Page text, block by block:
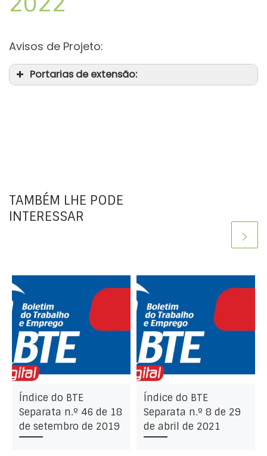
Avisos de Projeto:
Portarias de extensão:
TAMBÉM LHE PODE
INTERESSAR
Índice do BTE
Separata n.º 46 de 18
de setembro de 2019
Índice do BTE
Separata n.º 8 de 29
de abril de 2021